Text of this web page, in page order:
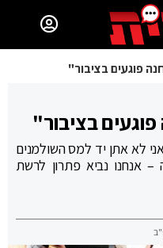
פוגעים בציבור"
בציבור"
לא אתן יד למס השולמנים
אנחנו נביא פתרון לרשת